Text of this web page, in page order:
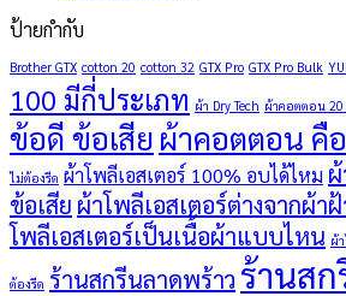
ป้ายกำกับ
Brother GTX cotton 20 cotton 32 GTX Pro GTX Pro Bulk
100 มีกี่ประเภท ผ้า Dry Tech ผ้าคอตตอน 20
ข้อดี ข้อเสีย ผ้าคอตตอน คือ
ไม่ต้องรีด ผ้าโพลีเอสเตอร์ 100% อบได้ไหม
ข้อเสีย ผ้าโพลีเอสเตอร์ต่างจากผ้าฝ้
โพลีเอสเตอร์เป็นเนื้อผ้าแบบไหน ผ้
ต้องรีด ร้านสกรีนลาดพร้าว ร้านสก